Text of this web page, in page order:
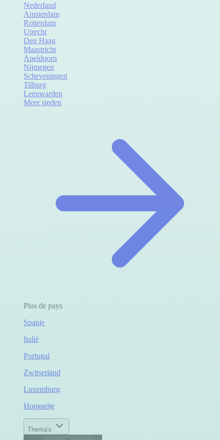
Nederland
Amsterdam
Rotterdam
Utrecht
Den Haag
Maastricht
Apeldoorn
Nijmegen
Scheveningen
Tilburg
Leeuwarden
Meer steden
Plus de pays
Spanje
Italië
Portugal
Zwitserland
Luxemburg
Hongarije
Thema's